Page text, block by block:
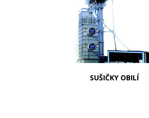
SUŠIČKY OBILÍ